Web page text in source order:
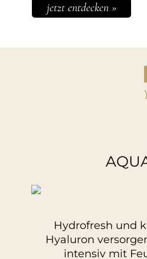
jetzt entdecken »
Hydrofresh und
Hyaluron
intensiv mit